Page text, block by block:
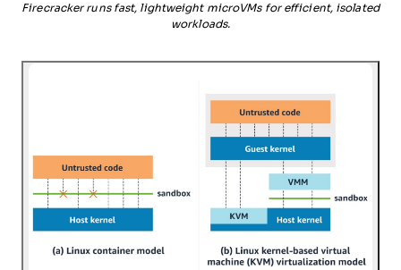
Firecracker runs fast, lightweight microVMs for efficient, isolated
workloads.